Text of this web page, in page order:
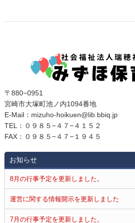
〒880−0951
宮崎市大塚町池ノ内1094番地
E‐Mail：mizuho-hoikuen@lib.bbiq.jp
TEL：０９８５−４７−４１５２
FAX：０９８５−４７−１９４５
お知らせ
8月の行事予定を更新しました。
運営に関する情報開示を更新しました
7月の行事予定を更新しました。